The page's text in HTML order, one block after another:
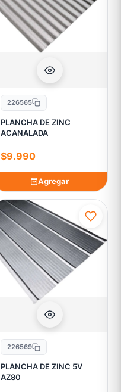
226565
PLANCHA DE ZINC
ACANALADA
$9.990
Agregar
226569
PLANCHA DE ZINC 5V
AZ80